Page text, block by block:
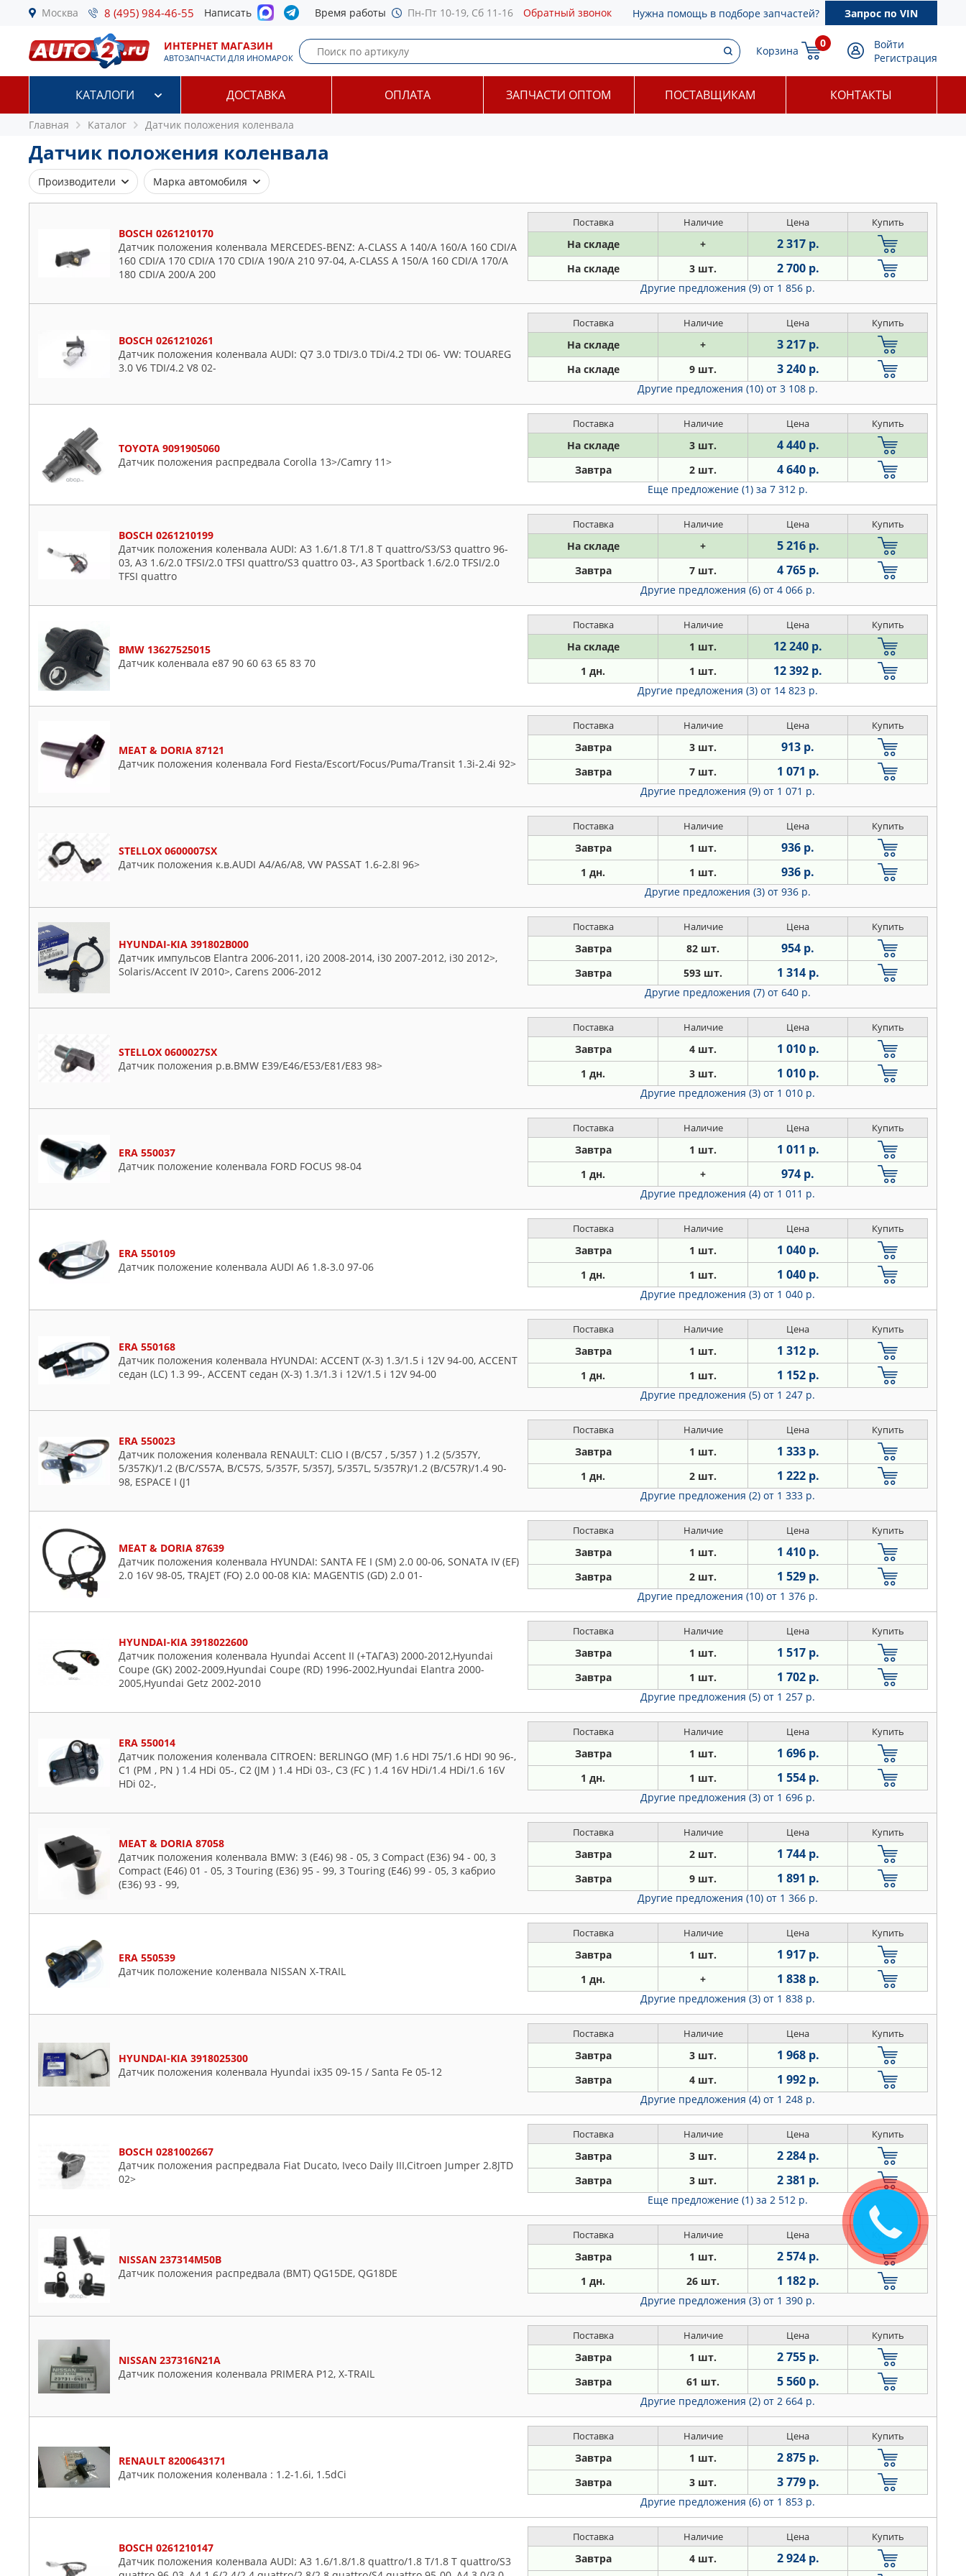
Москва 8 (495) 984-46-55 Написать Время работы Пн-Пт 10-19, Сб 11-16 Обратный звонок Нужна помощь в подборе запчастей? Запрос по VIN
ИНТЕРНЕТ МАГАЗИН
АВТОЗАПЧАСТИ ДЛЯ ИНОМАРОК
Корзина
0
Войти
Регистрация
КАТАЛОГИ ДОСТАВКА ОПЛАТА ЗАПЧАСТИ ОПТОМ ПОСТАВЩИКАМ КОНТАКТЫ
Главная Каталог Датчик положения коленвала
Датчик положения коленвала
Производители
AISAN
ASAM S.A.
BLUE PRINT
BORSEHUNG
BOSCH
BSG
DAEWOO
DELPHI
FACET
GANZ
GM
HDE
HELLA
HYUNDAI-KIA
ISUZU
IVECO
KIA
KRAFT
KW
LEDO
LONGHO
LYNXAUTO
MAHLE
MAPCO
MEAT & DORIA
MERCEDES
MOBILETRON
MOUSSON
NTY
OPTIMAL
OSTEAM
PEUGEOT
QUATTRO FRENI
RUEI
SSANGYONG
STARTVOLT
STELLOX
SUFIX
SUZUKI
SWAG
TATSUMI
TOYOTA
VAICO
VALEO
ZEKKERT
ZENTPARTS
ZZVF
Марка автомобиля
Alfa Romeo
Audi
BMW
Cadillac
Chrysler
Daewoo
Daihatsu
Fiat
Hummer
Iveco
Jaguar
Jeep
Lexus
Opel
Peugeot
Porsche
Renault
Rover
Seat
Ssangyong
Subaru
BOSCH 0261210170
Датчик положения коленвала MERCEDES-BENZ: A-CLASS A 140/A 160/A 160 CDI/A
160 CDI/A 170 CDI/A 170 CDI/A 190/A 210 97-04, A-CLASS A 150/A 160 CDI/A 170/A
180 CDI/A 200/A 200
Поставка Наличие Цена Купить
На складе + 2 317 р.
На складе 3 шт. 2 700 р.
Другие предложения (9) от 1 856 р.
BOSCH 0261210261
Датчик положения коленвала AUDI: Q7 3.0 TDI/3.0 TDi/4.2 TDI 06- VW: TOUAREG
3.0 V6 TDI/4.2 V8 02-
Поставка Наличие Цена Купить
На складе + 3 217 р.
На складе 9 шт. 3 240 р.
Другие предложения (10) от 3 108 р.
TOYOTA 9091905060
Датчик положения распредвала Corolla 13>/Camry 11>
Поставка Наличие Цена Купить
На складе 3 шт. 4 440 р.
Завтра 2 шт. 4 640 р.
Еще предложение (1) за 7 312 р.
BOSCH 0261210199
Датчик положения коленвала AUDI: A3 1.6/1.8 T/1.8 T quattro/S3/S3 quattro 96-
03, A3 1.6/2.0 TFSI/2.0 TFSI quattro/S3 quattro 03-, A3 Sportback 1.6/2.0 TFSI/2.0
TFSI quattro
Поставка Наличие Цена Купить
На складе + 5 216 р.
Завтра 7 шт. 4 765 р.
Другие предложения (6) от 4 066 р.
BMW 13627525015
Датчик коленвала е87 90 60 63 65 83 70
Поставка Наличие Цена Купить
На складе 1 шт. 12 240 р.
1 дн. 1 шт. 12 392 р.
Другие предложения (3) от 14 823 р.
MEAT & DORIA 87121
Датчик положения коленвала Ford Fiesta/Escort/Focus/Puma/Transit 1.3i-2.4i 92>
Поставка Наличие Цена Купить
Завтра 3 шт. 913 р.
Завтра 7 шт. 1 071 р.
Другие предложения (9) от 1 071 р.
STELLOX 0600007SX
Датчик положения к.в.AUDI A4/A6/A8, VW PASSAT 1.6-2.8I 96>
Поставка Наличие Цена Купить
Завтра 1 шт. 936 р.
1 дн. 1 шт. 936 р.
Другие предложения (3) от 936 р.
HYUNDAI-KIA 391802B000
Датчик импульсов Elantra 2006-2011, i20 2008-2014, i30 2007-2012, i30 2012>,
Solaris/Accent IV 2010>, Carens 2006-2012
Поставка Наличие Цена Купить
Завтра 82 шт. 954 р.
Завтра 593 шт. 1 314 р.
Другие предложения (7) от 640 р.
STELLOX 0600027SX
Датчик положения р.в.BMW E39/E46/E53/E81/E83 98>
Поставка Наличие Цена Купить
Завтра 4 шт. 1 010 р.
1 дн. 3 шт. 1 010 р.
Другие предложения (3) от 1 010 р.
ERA 550037
Датчик положение коленвала FORD FOCUS 98-04
Поставка Наличие Цена Купить
Завтра 1 шт. 1 011 р.
1 дн. + 974 р.
Другие предложения (4) от 1 011 р.
ERA 550109
Датчик положение коленвала AUDI A6 1.8-3.0 97-06
Поставка Наличие Цена Купить
Завтра 1 шт. 1 040 р.
1 дн. 1 шт. 1 040 р.
Другие предложения (3) от 1 040 р.
ERA 550168
Датчик положения коленвала HYUNDAI: ACCENT (X-3) 1.3/1.5 i 12V 94-00, ACCENT
седан (LC) 1.3 99-, ACCENT седан (X-3) 1.3/1.3 i 12V/1.5 i 12V 94-00
Поставка Наличие Цена Купить
Завтра 1 шт. 1 312 р.
1 дн. 1 шт. 1 152 р.
Другие предложения (5) от 1 247 р.
ERA 550023
Датчик положения коленвала RENAULT: CLIO I (B/C57 , 5/357 ) 1.2 (5/357Y,
5/357K)/1.2 (B/C/S57A, B/C57S, 5/357F, 5/357J, 5/357L, 5/357R)/1.2 (B/C57R)/1.4 90-
98, ESPACE I (J1
Поставка Наличие Цена Купить
Завтра 1 шт. 1 333 р.
1 дн. 2 шт. 1 222 р.
Другие предложения (2) от 1 333 р.
MEAT & DORIA 87639
Датчик положения коленвала HYUNDAI: SANTA FE I (SM) 2.0 00-06, SONATA IV (EF)
2.0 16V 98-05, TRAJET (FO) 2.0 00-08 KIA: MAGENTIS (GD) 2.0 01-
Поставка Наличие Цена Купить
Завтра 1 шт. 1 410 р.
Завтра 2 шт. 1 529 р.
Другие предложения (10) от 1 376 р.
HYUNDAI-KIA 3918022600
Датчик положения коленвала Hyundai Accent II (+ТАГАЗ) 2000-2012,Hyundai
Coupe (GK) 2002-2009,Hyundai Coupe (RD) 1996-2002,Hyundai Elantra 2000-
2005,Hyundai Getz 2002-2010
Поставка Наличие Цена Купить
Завтра 1 шт. 1 517 р.
Завтра 1 шт. 1 702 р.
Другие предложения (5) от 1 257 р.
ERA 550014
Датчик положения коленвала CITROEN: BERLINGO (MF) 1.6 HDI 75/1.6 HDI 90 96-,
C1 (PM , PN ) 1.4 HDi 05-, C2 (JM ) 1.4 HDi 03-, C3 (FC ) 1.4 16V HDi/1.4 HDi/1.6 16V
HDi 02-,
Поставка Наличие Цена Купить
Завтра 1 шт. 1 696 р.
1 дн. 1 шт. 1 554 р.
Другие предложения (3) от 1 696 р.
MEAT & DORIA 87058
Датчик положения коленвала BMW: 3 (E46) 98 - 05, 3 Compact (E36) 94 - 00, 3
Compact (E46) 01 - 05, 3 Touring (E36) 95 - 99, 3 Touring (E46) 99 - 05, 3 кабрио
(E36) 93 - 99,
Поставка Наличие Цена Купить
Завтра 2 шт. 1 744 р.
Завтра 9 шт. 1 891 р.
Другие предложения (10) от 1 366 р.
ERA 550539
Датчик положение коленвала NISSAN X-TRAIL
Поставка Наличие Цена Купить
Завтра 1 шт. 1 917 р.
1 дн. + 1 838 р.
Другие предложения (3) от 1 838 р.
HYUNDAI-KIA 3918025300
Датчик положения коленвала Hyundai ix35 09-15 / Santa Fe 05-12
Поставка Наличие Цена Купить
Завтра 3 шт. 1 968 р.
Завтра 4 шт. 1 992 р.
Другие предложения (4) от 1 248 р.
BOSCH 0281002667
Датчик положения распредвала Fiat Ducato, Iveco Daily III,Citroen Jumper 2.8JTD
02>
Поставка Наличие Цена Купить
Завтра 3 шт. 2 284 р.
Завтра 3 шт. 2 381 р.
Еще предложение (1) за 2 512 р.
NISSAN 237314M50B
Датчик положения распредвала (ВМТ) QG15DE, QG18DE
Поставка Наличие Цена Купить
Завтра 1 шт. 2 574 р.
1 дн. 26 шт. 1 182 р.
Другие предложения (3) от 1 390 р.
NISSAN 237316N21A
Датчик положения коленвала PRIMERA P12, X-TRAIL
Поставка Наличие Цена Купить
Завтра 1 шт. 2 755 р.
Завтра 61 шт. 5 560 р.
Другие предложения (2) от 2 664 р.
RENAULT 8200643171
Датчик положения коленвала : 1.2-1.6i, 1.5dCi
Поставка Наличие Цена Купить
Завтра 1 шт. 2 875 р.
Завтра 3 шт. 3 779 р.
Другие предложения (6) от 1 853 р.
BOSCH 0261210147
Датчик положения коленвала AUDI: A3 1.6/1.8/1.8 quattro/1.8 T/1.8 T quattro/S3
Поставка Наличие Цена Купить
Завтра 4 шт.
2 924 р.
Закажите
звонок